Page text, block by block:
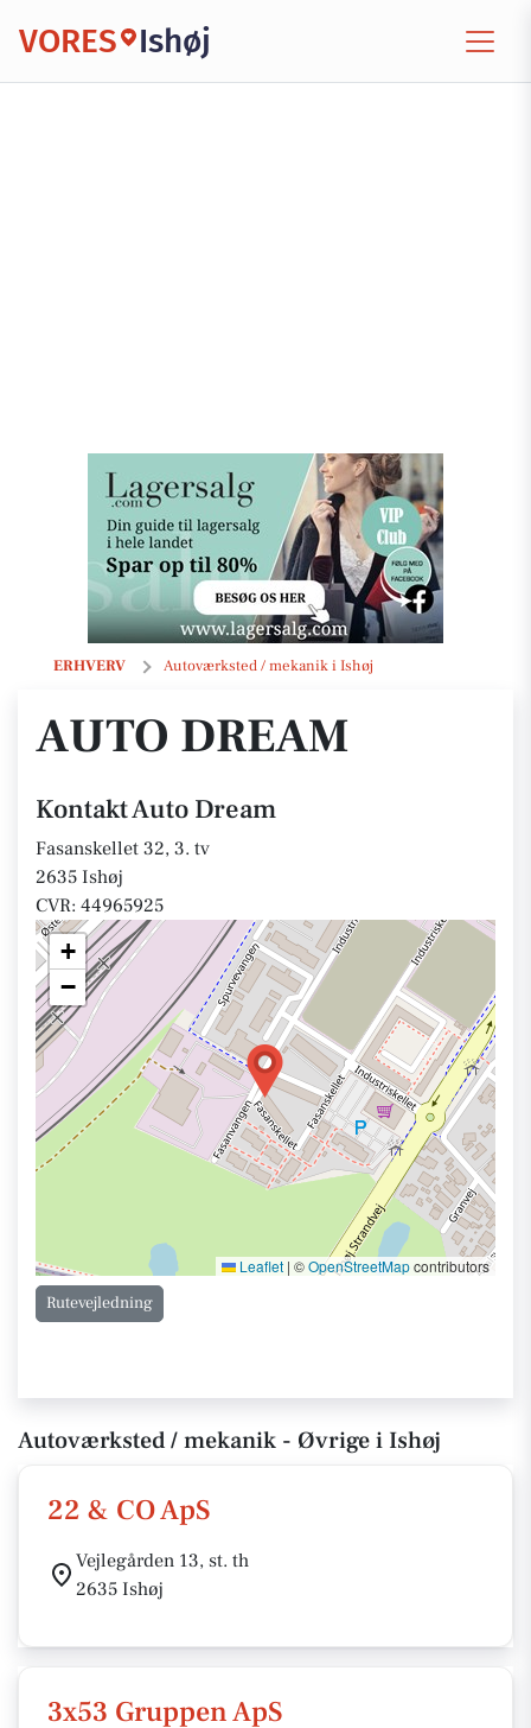
VORES Ishøj
ERHVERV Autoværksted / mekanik i Ishøj
Auto Dream
AUTO DREAM
Kontakt Auto Dream
Fasanskellet 32, 3. tv
2635 Ishøj
CVR: 44965925
+
−
Leaflet | ©OpenStreetMapcontributors
Rutevejledning
Autoværksted / mekanik - Øvrige i Ishøj
22 & CO ApS
Vejlegården 13, st. th
2635 Ishøj
3x53 Gruppen ApS